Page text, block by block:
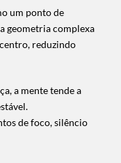
um ponto de
geometria complexa
reduzindo
a mente tende a
de foco, silêncio